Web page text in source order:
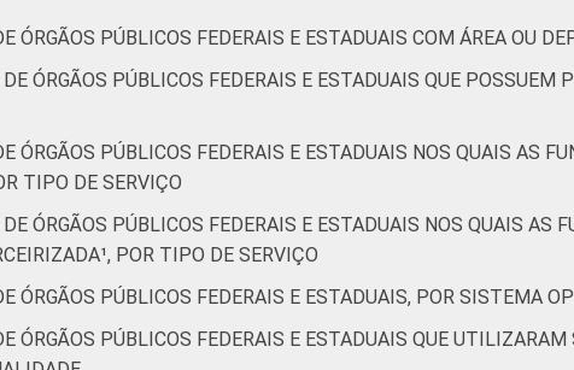
ÓRGÃOS PÚBLICOS FEDERAIS E ESTADUAIS COM ÁREA OU
ÓRGÃOS PÚBLICOS FEDERAIS E ESTADUAIS QUE POSSUEM
ÓRGÃOS PÚBLICOS FEDERAIS E ESTADUAIS NOS QUAIS AS
TIPO DE SERVIÇO
ÓRGÃOS PÚBLICOS FEDERAIS E ESTADUAIS NOS QUAIS AS
POR TIPO DE SERVIÇO
ÓRGÃOS PÚBLICOS FEDERAIS E ESTADUAIS, POR SISTEMA
ÓRGÃOS PÚBLICOS FEDERAIS E ESTADUAIS QUE